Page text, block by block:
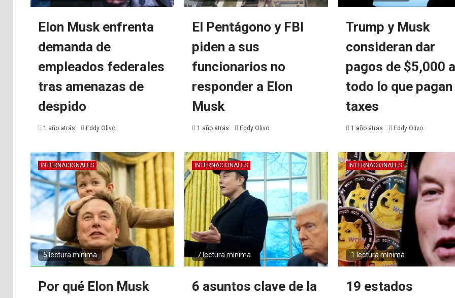
Elon Musk enfrenta
demanda de
empleados federales
tras amenazas de
despido
1 año atrás Eddy Olivo
El Pentágono y FBI
piden a sus
funcionarios no
responder a Elon
Musk
1 año atrás Eddy Olivo
Trump y Musk
consideran dar
pagos de $5,000
todo lo que pagan
taxes
1 año atrás Eddy Olivo
INTERNACIONALES
5 lectura mínima
Por qué Elon Musk
INTERNACIONALES
7 lectura mínima
6 asuntos clave de la
INTERNACIONALES
1 lectura mínima
19 estados